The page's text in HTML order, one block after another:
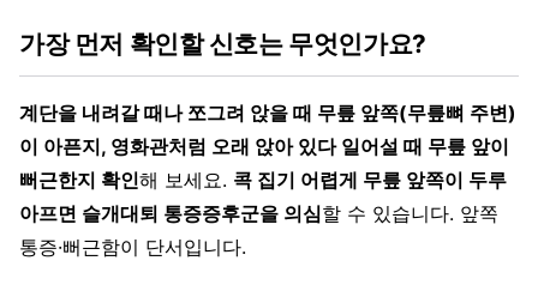
가장 먼저 확인할 신호는 무엇인가요?
계단을 내려갈 때나 쪼그려 앉을 때 무릎 앞쪽(무릎뼈 주변)
이 아픈지, 영화관처럼 오래 앉아 있다 일어설 때 무릎 앞이
뻐근한지 확인해 보세요. 콕 집기 어렵게 무릎 앞쪽이 두루
아프면 슬개대퇴 통증증후군을 의심할 수 있습니다. 앞쪽
통증·뻐근함이 단서입니다.